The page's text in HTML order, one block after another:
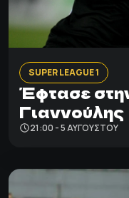
SUPER LEAGUE 1
Έφτασε
Γιαννούλης
21:00 - 5 ΑΥΓΟΎΣΤΟΥ